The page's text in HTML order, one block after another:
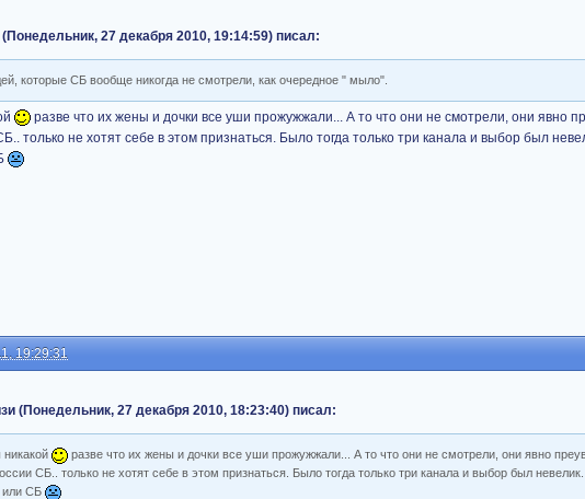
27 декабря 2010, 19:14:59) писал:
которые СБ вообще никогда не смотрели, как очередное " мыло".
разве что их жены и дочки все уши прожужжали... А то что они не смотрели, они явно
только не хотят себе в этом признаться. Было тогда только три канала и выбор был
19:29:31
(Понедельник, 27 декабря 2010, 18:23:40) писал:
никакой
разве что их жены и дочки все уши прожужжали... А то что они не смотрели, они явно
СБ.. только не хотят себе в этом признаться. Было тогда только три канала и выбор был
или СБ